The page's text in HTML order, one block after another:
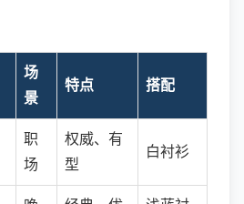
场
景
特点 搭配
职
场
权威、有
型
白衬衫